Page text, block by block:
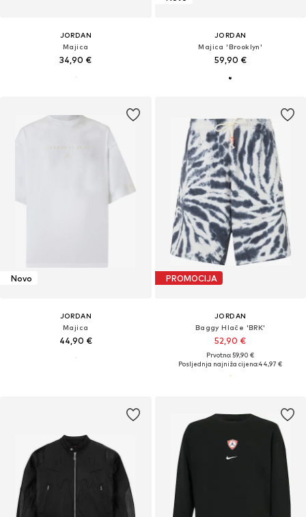
JORDAN
Majica
34,90 €
JORDAN
Majica 'Brooklyn'
59,90 €
Novo
JORDAN
Majica
44,90 €
PROMOCIJA
JORDAN
Baggy Hlače 'BRK'
52,90 €
Prvotno: 59,90 €
Posljednja najniža cijena:44,97 €